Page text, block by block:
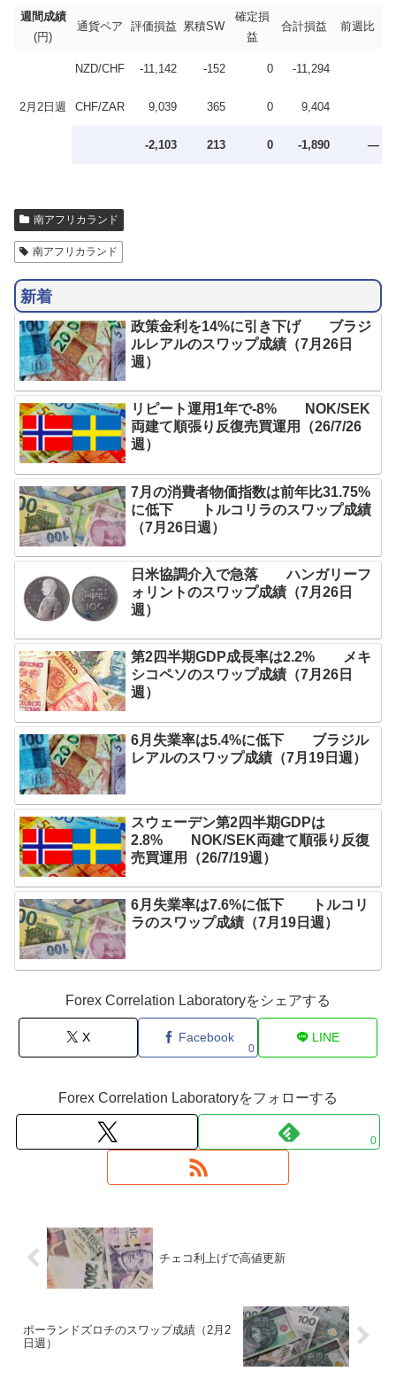
週間成績
(円)
通貨ペア 評価損益 累積SW
確定損
益
合計損益 前週比
2月2日週
NZD/CHF -11,142 -152 0 -11,294
CHF/ZAR 9,039 365 0 9,404
-2,103 213 0 -1,890 —
南アフリカランド
南アフリカランド
新着
政策金利を14%に引き下げ ブラジ
ルレアルのスワップ成績（7月26日
週）
リピート運用1年で-8% NOK/SEK
両建て順張り反復売買運用（26/7/26
週）
7月の消費者物価指数は前年比31.75%
に低下 トルコリラのスワップ成績
（7月26日週）
日米協調介入で急落 ハンガリーフ
ォリントのスワップ成績（7月26日
週）
第2四半期GDP成長率は2.2% メキ
シコペソのスワップ成績（7月26日
週）
6月失業率は5.4%に低下 ブラジル
レアルのスワップ成績（7月19日週）
スウェーデン第2四半期GDPは
2.8% NOK/SEK両建て順張り反復
売買運用（26/7/19週）
6月失業率は7.6%に低下 トルコリ
ラのスワップ成績（7月19日週）
Forex Correlation Laboratoryをシェアする
X Facebook
0
LINE
Forex Correlation Laboratoryをフォローする
0
チェコ利上げで高値更新
ポーランドズロチのスワップ成績（2月2
日週）